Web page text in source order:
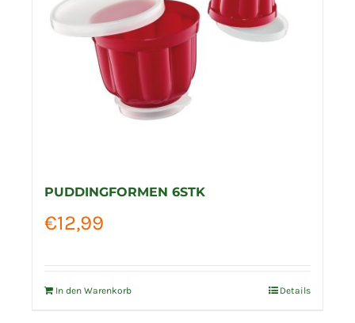
PUDDINGFORMEN 6STK
€12,99
In den Warenkorb Details